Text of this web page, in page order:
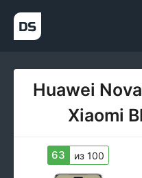
Huawei
Xiaomi
63 из 100